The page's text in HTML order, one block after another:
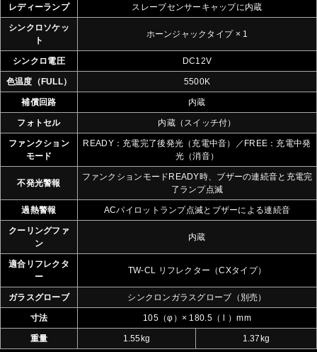
レディーランプ スレーブセンサーキャップに内蔵
シンクロソケッ
ト
ホーンジャックタイプ × 1
シンクロ電圧 DC12V
色温度（FULL） 5500K
補償回路 内蔵
フォトセル 内蔵（スイッチ付）
ファンクション
モード
READY：充電完了後発光（充電中音）／FREE：充電中発
光（消音）
不発光警報
ファンクションモードREADY時、ブザーの連続音と充電完
了ランプ点滅
過熱警報 ACパイロットランプ点滅とブザーによる連続音
クーリングファ
ン
内蔵
適合リフレクタ
ー
TW-CL リフレクター（CXタイプ）
ガラスグローブ シンクロンガラスグローブ（別売）
寸法 105（φ）× 180.5（ l ）mm
重量 1.55kg 1.37kg